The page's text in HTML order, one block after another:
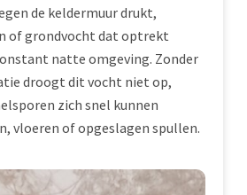
de keldermuur drukt,
of grondvocht dat optrekt
natte omgeving. Zonder
droogt dit vocht niet op,
zich snel kunnen
vloeren of opgeslagen spullen.